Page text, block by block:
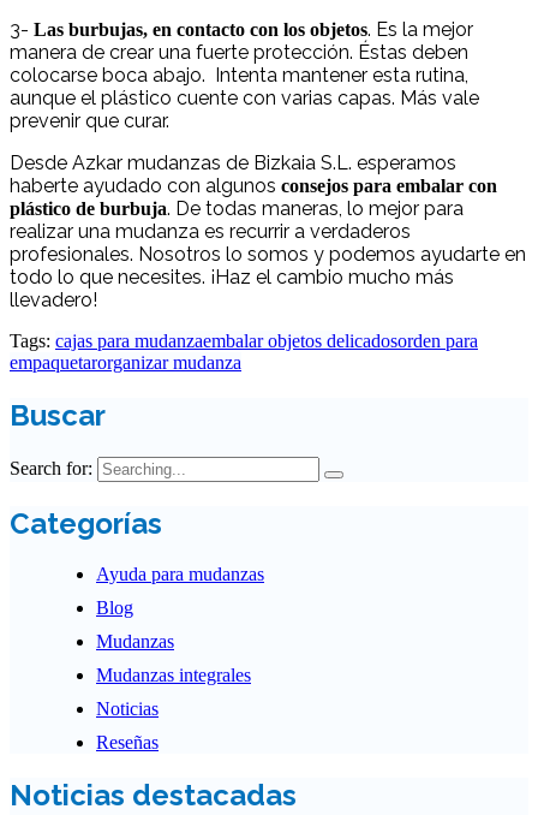
3- Las burbujas, en contacto con los objetos. Es la mejor
manera de crear una fuerte protección. Éstas deben
colocarse boca abajo. Intenta mantener esta rutina,
aunque el plástico cuente con varias capas. Más vale
prevenir que curar.
Desde Azkar mudanzas de Bizkaia S.L. esperamos
haberte ayudado con algunos consejos para embalar con
plástico de burbuja. De todas maneras, lo mejor para
realizar una mudanza es recurrir a verdaderos
profesionales. Nosotros lo somos y podemos ayudarte en
todo lo que necesites. ¡Haz el cambio mucho más
llevadero!
Tags: cajas para mudanzaembalar objetos delicadosorden para
empaquetarorganizar mudanza
Buscar
Search for:
Categorías
Ayuda para mudanzas
Blog
Mudanzas
Mudanzas integrales
Noticias
Reseñas
Noticias destacadas